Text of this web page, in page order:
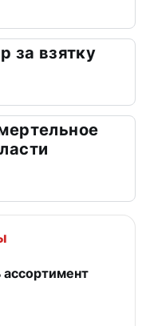
за взятку
ассортимент